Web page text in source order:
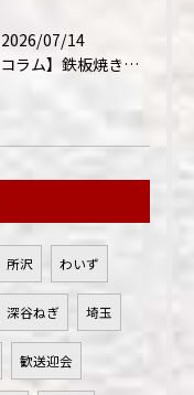
2026/07/14
【コラム】鉄板焼きが"コミュニケーション飯"と呼ばれる理由
所沢 わいず
深谷ねぎ 埼玉
歓送迎会